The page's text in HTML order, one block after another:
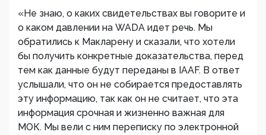
«Не знаю, о каких свидетельствах вы говорите и
о каком давлении на WADA идет речь. Мы
обратились к Макларену и сказали, что хотели
бы получить конкретные доказательства, перед
тем как данные будут переданы в IAAF. В ответ
услышали, что он не собирается предоставлять
эту информацию, так как он не считает, что эта
информация срочная и жизненно важная для
МОК. Мы вели с ним переписку по электронной